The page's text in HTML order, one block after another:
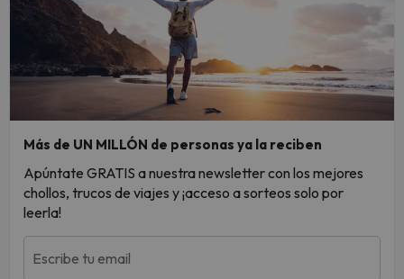
Más de UN MILLÓN de personas ya la reciben
Apúntate GRATIS a nuestra newsletter con los mejores
chollos, trucos de viajes y ¡acceso a sorteos solo por
leerla!
Escribe tu email